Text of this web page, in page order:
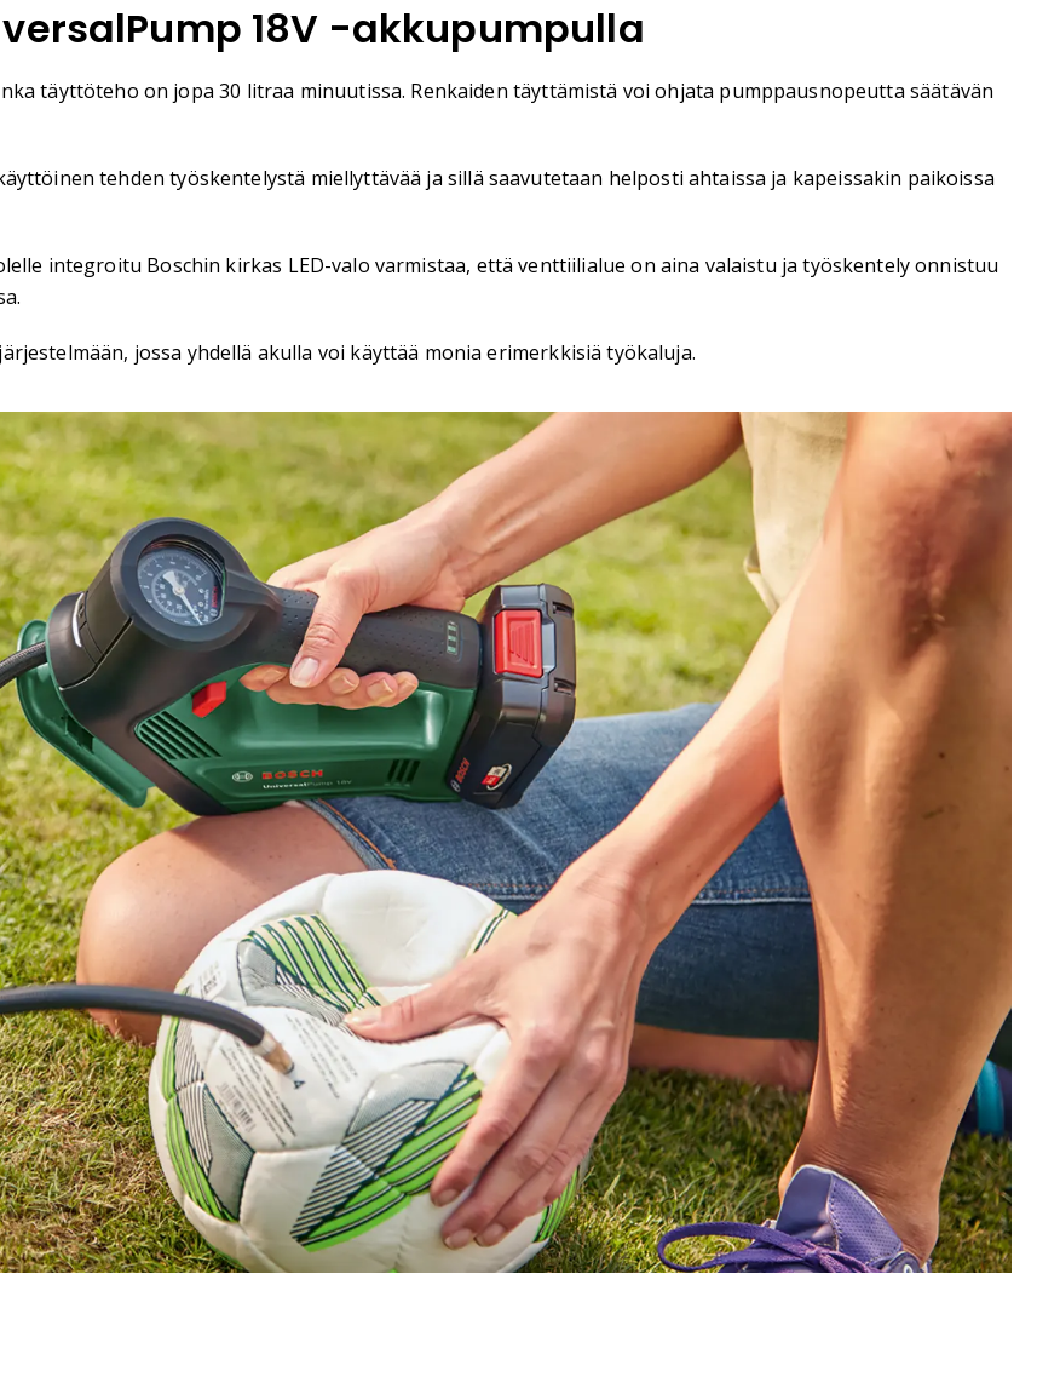
18V -akkupumpulla
täyttöteho on jopa 30 litraa minuutissa. Renkaiden täyttämistä voi ohjata pumppausnopeutta säätävän
tehden työskentelystä miellyttävää ja sillä saavutetaan helposti ahtaissa ja kapeissakin paikoissa
integroitu Boschin kirkas LED-valo varmistaa, että venttiilialue on aina valaistu ja työskentely onnistuu
jossa yhdellä akulla voi käyttää monia erimerkkisiä työkaluja.